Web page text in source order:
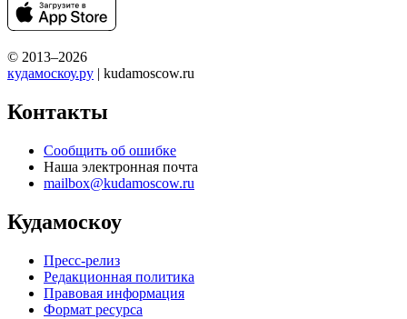
© 2013–2026
кудамоскоу.ру | kudamoscow.ru
Контакты
Сообщить об ошибке
Наша электронная почта
mailbox@kudamoscow.ru
Кудамоскоу
Пресс-релиз
Редакционная политика
Правовая информация
Формат ресурса